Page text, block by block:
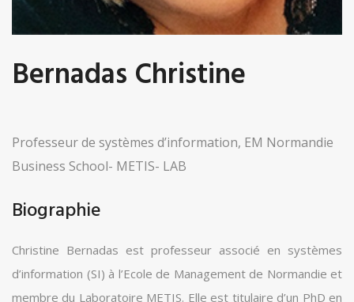
Bernadas Christine
Professeur de systèmes d’information, EM Normandie
Business School- METIS- LAB
Biographie
Christine Bernadas est professeur associé en systèmes
d’information (SI) à l’Ecole de Management de Normandie et
membre du Laboratoire METIS. Elle est titulaire d’un PhD en